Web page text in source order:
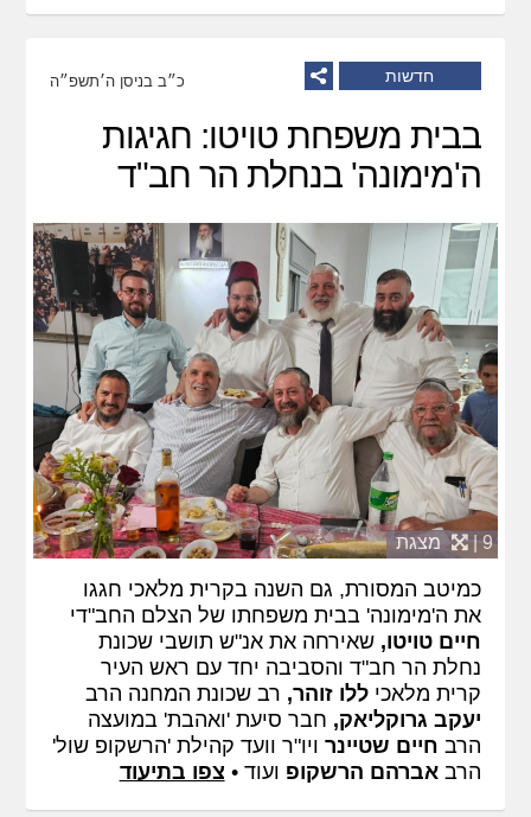
חדשות כ״ב בניסן ה׳תשפ״ה
בבית משפחת טויטו: חגיגות
ה'מימונה' בנחלת הר חב"ד
9 | מצגת
כמיטב המסורת, גם השנה בקרית מלאכי חגגו
את ה'מימונה' בבית משפחתו של הצלם החב"די
חיים טויטו, שאירחה את אנ"ש תושבי שכונת
נחלת הר חב"ד והסביבה יחד עם ראש העיר
קרית מלאכיללו זוהר, רב שכונת המחנה הרב
יעקב גרוקליאק, חבר סיעת 'ואהבת' במועצה
הרב חיים שטיינר ויו"ר וועד קהילת 'הרשקופ שול'
הרבאברהם הרשקופ ועוד • צפו בתיעוד